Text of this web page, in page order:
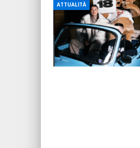
ATTUALITÀ